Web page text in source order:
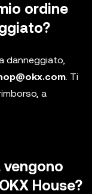
ordine
danneggiato,
. Ti
a
vengono
House?